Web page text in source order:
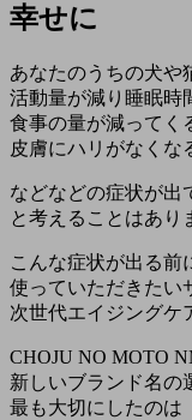
幸せに
あなたのうちの犬や
活動量が減り睡眠時
食事の量が減ってく
皮膚にハリがなく
などなどの症状が出
と考えることはあり
こんな症状が出る前
使っていただきたい
次世代エイジングケ
CHOJU NO MOTO
新しいブランド名の
最も大切にしたのは